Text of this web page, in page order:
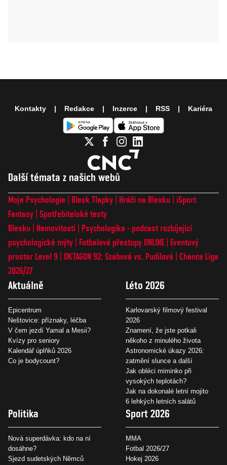
Další témata z našich webů
Moje Psychologie Blesk Tlapky Hráči na Blesku
iSport
Fantasy Spotřebitelské testy
Blesku
Nemovitosti
Psychologika - podcast rozbíjející
psychologické mýty
Fotbalové přestupy ONLINE
Eventový
prostor Level 9 OKTAGON 92: Szabová vs. Pudilová
Chance Liga
2026/27
Aktuálně
Epicentrum
Neštovice: příznaky, léčba
V čem jezdí Yamal a Mesii?
Kvízy pro seniory
Kalendář úplňků 2026
Co je bodycount?
Léto 2026
Karlovarský filmový festival
2026
Znamení, že jste potkali
někoho z minulého života
Astronomické úkazy 2026:
zatmění slunce a další
Jak obléci miminko při
vysokých teplotách?
Jak na dokonalé letní mojito
6 lehkých letních salátů
Politika
Nová superdávka: kdo na ní
dosáhne?
Sjezd sudetských Němců
Sport 2026
MMA
Fotbal 2026/27
Hokej 2026
Kontakty Redakce Inzerce RSS Kariéra